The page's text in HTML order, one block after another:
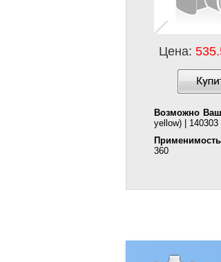
Цена:
Возможно
yellow) | 140303
360